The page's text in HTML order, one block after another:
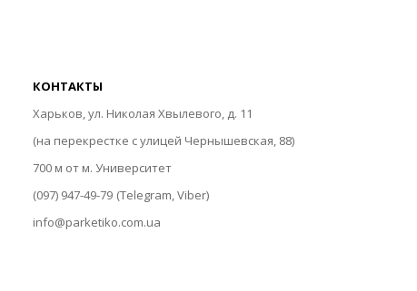
КОНТАКТЫ
Харьков, ул. Николая Хвылевого, д. 11
(на перекрестке с улицей Чернышевская, 88)
700 м от м. Университет
(097) 947-49-79 (Telegram, Viber)
info@parketiko.com.ua